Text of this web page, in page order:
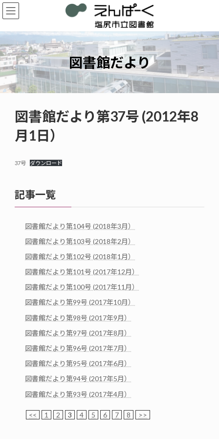
コ
ン
ン
ツ
へ
ス
キ
ッ
プ
ナ
ビ
ー
シ
ョ
ン
に
移
動
図書館だより
図書館だより第37号 (2012年8
月1日）
37号 ダウンロード
記事一覧
図書館だより第104号 (2018年3月）
図書館だより第103号 (2018年2月）
図書館だより第102号 (2018年1月）
図書館だより第101号 (2017年12月）
図書館だより第100号 (2017年11月）
図書館だより第99号 (2017年10月）
図書館だより第98号 (2017年9月）
図書館だより第97号 (2017年8月）
図書館だより第96号 (2017年7月）
図書館だより第95号 (2017年6月）
図書館だより第94号 (2017年5月）
図書館だより第93号 (2017年4月）
<< 1 2 3 4 5 6 7 8 >>